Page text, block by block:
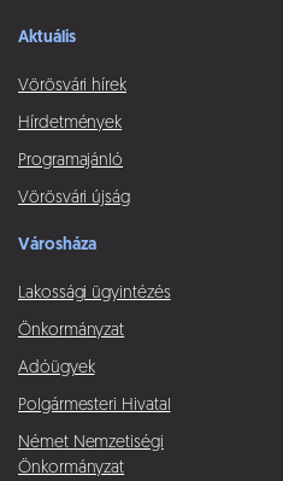
Aktuális
Vörösvári hírek
Hírdetmények
Programajánló
Vörösvári újság
Városháza
Lakossági ügyintézés
Önkormányzat
Adóügyek
Polgármesteri Hivatal
Német Nemzetiségi
Önkormányzat